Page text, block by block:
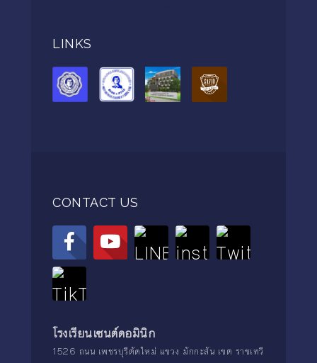
LINKS
CONTACT US
โรงเรียนเซนต์ดอมินิก
1526 ถนน เพชรบุรีตัดใหม่ แขวง มักกะสัน เขต ราชเทวี